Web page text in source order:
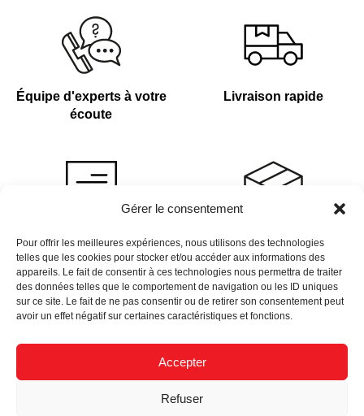
Gérer le consentement
Pour offrir les meilleures expériences, nous utilisons des technologies
telles que les cookies pour stocker et/ou accéder aux informations des
appareils. Le fait de consentir à ces technologies nous permettra de traiter
des données telles que le comportement de navigation ou les ID uniques
sur ce site. Le fait de ne pas consentir ou de retirer son consentement peut
avoir un effet négatif sur certaines caractéristiques et fonctions.
Accepter
Refuser
Équipe d'experts à votre
écoute
Livraison rapide
Devis sur demande
Plus de 4 000 références
en stock
Newsletter